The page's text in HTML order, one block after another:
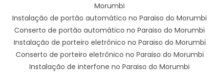
Morumbi
Instalação de portão automático no Paraiso do Morumbi
Conserto de portão automático no Paraiso do Morumbi
Instalação de porteiro eletrônico no Paraiso do Morumbi
Conserto de porteiro eletrônico no Paraiso do Morumbi
Instalação de interfone no Paraiso do Morumbi